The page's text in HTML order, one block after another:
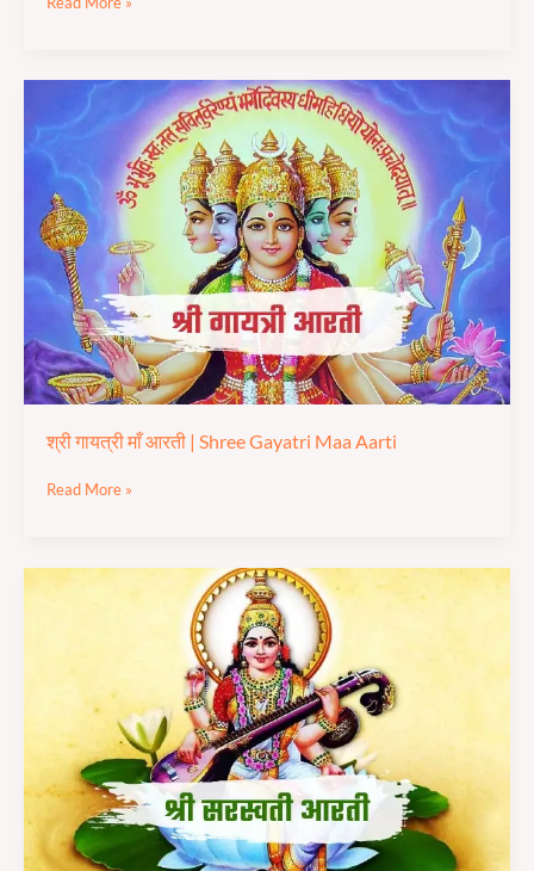
श्री गायत्री माँ आरती | Shree Gayatri Maa Aarti
गायत्री
आरती
|
Shree
Gayatri
Maa
Aarti
Read More »
Sarswati
Maa
Aarti